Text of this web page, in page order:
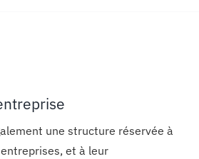
une structure réservée à
et à leur